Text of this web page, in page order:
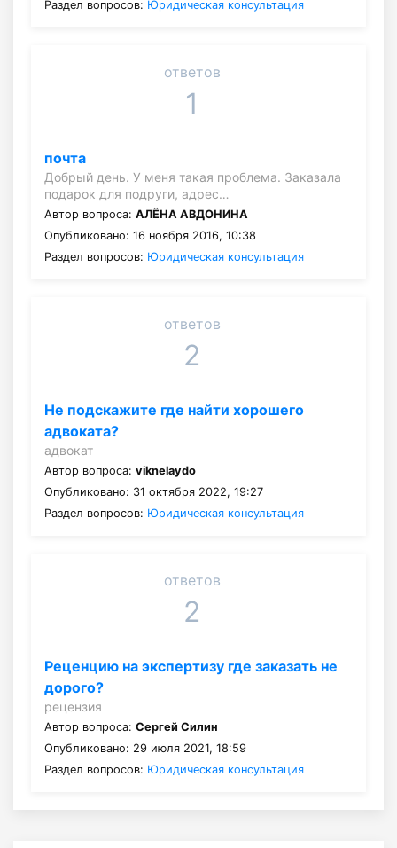
Раздел вопросов: Юридическая консультация
ответов
1
почта
Добрый день. У меня такая проблема. Заказала
подарок для подруги, адрес…
Автор вопроса: АЛЁНА АВДОНИНА
Опубликовано: 16 ноября 2016, 10:38
Раздел вопросов: Юридическая консультация
ответов
2
Не подскажите где найти хорошего
адвоката?
адвокат
Автор вопроса: viknelaydo
Опубликовано: 31 октября 2022, 19:27
Раздел вопросов: Юридическая консультация
ответов
2
Реценцию на экспертизу где заказать не
дорого?
рецензия
Автор вопроса: Сергей Силин
Опубликовано: 29 июля 2021, 18:59
Раздел вопросов: Юридическая консультация